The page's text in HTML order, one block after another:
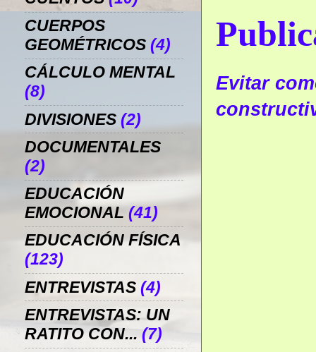
Evitar
CUERPOS
GEOMÉTRICOS (4)
CÁLCULO MENTAL
(8)
DIVISIONES (2)
DOCUMENTALES
(2)
EDUCACIÓN
EMOCIONAL (41)
EDUCACIÓN FÍSICA
(123)
ENTREVISTAS (4)
ENTREVISTAS: UN
RATITO CON... (7)